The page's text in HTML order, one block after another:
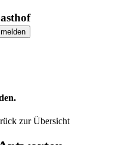
zur Übersicht